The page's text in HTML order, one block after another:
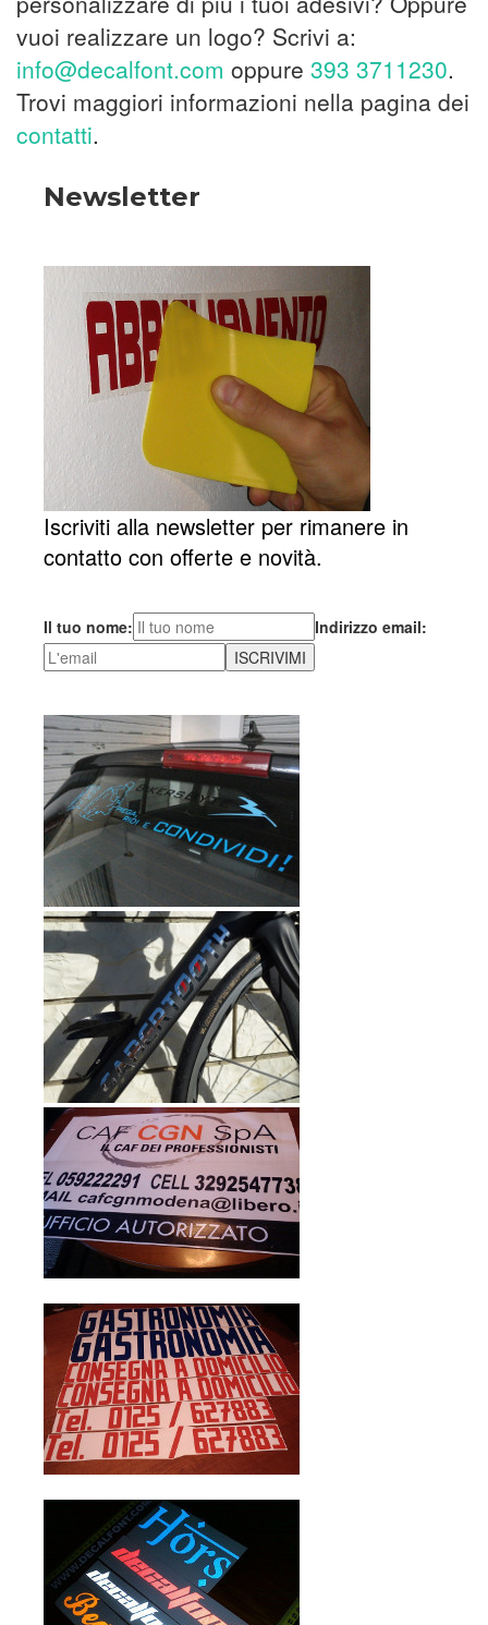
vuoi realizzare un logo? Scrivi a:
info@decalfont.com oppure 393 3711230.
Trovi maggiori informazioni nella pagina dei
contatti.
Newsletter
Iscriviti alla newsletter per rimanere in
contatto con offerte e novità.
Il tuo nome: Indirizzo email: